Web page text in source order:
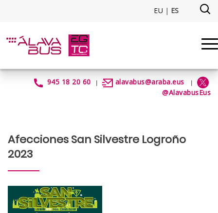
EU | ES
SanSilvestreLogroño2023 -
945 18 20 60 | alavabus@araba.eus |
@AlavabusEus
Afecciones San Silvestre Logroño
2023